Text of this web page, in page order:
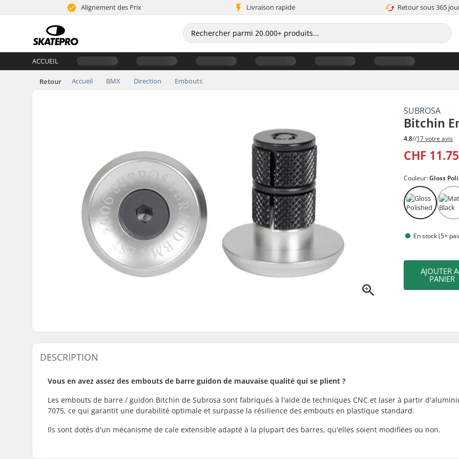
Alignement des Prix Livraison rapide Retour sous 365
ACCUEIL
Retour Accueil BMX Direction Embouts
SUBROSA
Bitchin
4.8//17 votre avis
CHF 11.75
Couleur:Gloss
En stock (5+
AJOUTER
PANIER
DESCRIPTION
Vous en avez assez des embouts de barre guidon de mauvaise qualité qui se plient ?
Les embouts de barre / guidon Bitchin de Subrosa sont fabriqués à l'aide de techniques CNC et laser à partir
7075, ce qui garantit une durabilité optimale et surpasse la résilience des embouts en plastique standard.
Ils sont dotés d'un mécanisme de cale extensible adapté à la plupart des barres, qu'elles soient modifiées ou non.